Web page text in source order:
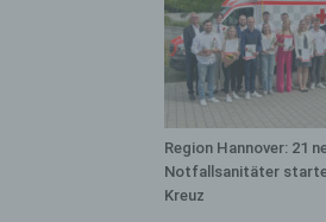
Region Hannover: 21
Notfallsanitäter
Kreuz